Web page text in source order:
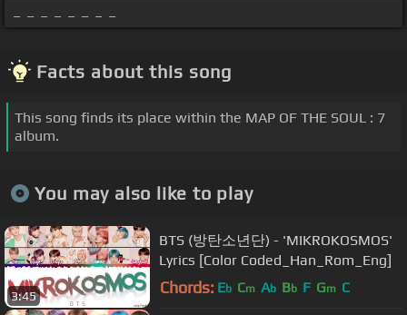
Facts about this song
This song finds its place within the MAP OF THE SOUL : 7
album.
You may also like to play
3:45
BTS (방탄소년단) - 'MIKROKOSMOS'
Lyrics [Color Coded_Han_Rom_Eng]
Chords: Eb Cm Ab Bb F Gm C